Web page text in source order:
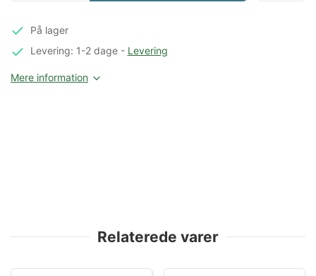
På lager
Levering: 1-2 dage- Levering
Mere information
Relaterede varer